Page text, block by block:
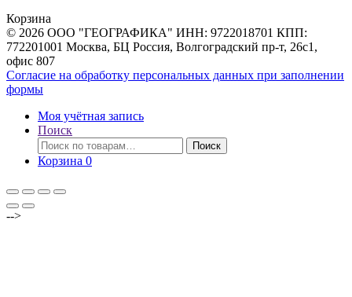
Корзина
© 2026 ООО "ГЕОГРАФИКА" ИНН: 9722018701 КПП:
772201001 Москва, БЦ Россия, Волгоградский пр-т, 26с1,
офис 807
Согласие на обработку персональных данных при заполнении
формы
Моя учётная запись
Поиск
Искать:
Поиск
Корзина 0
-->